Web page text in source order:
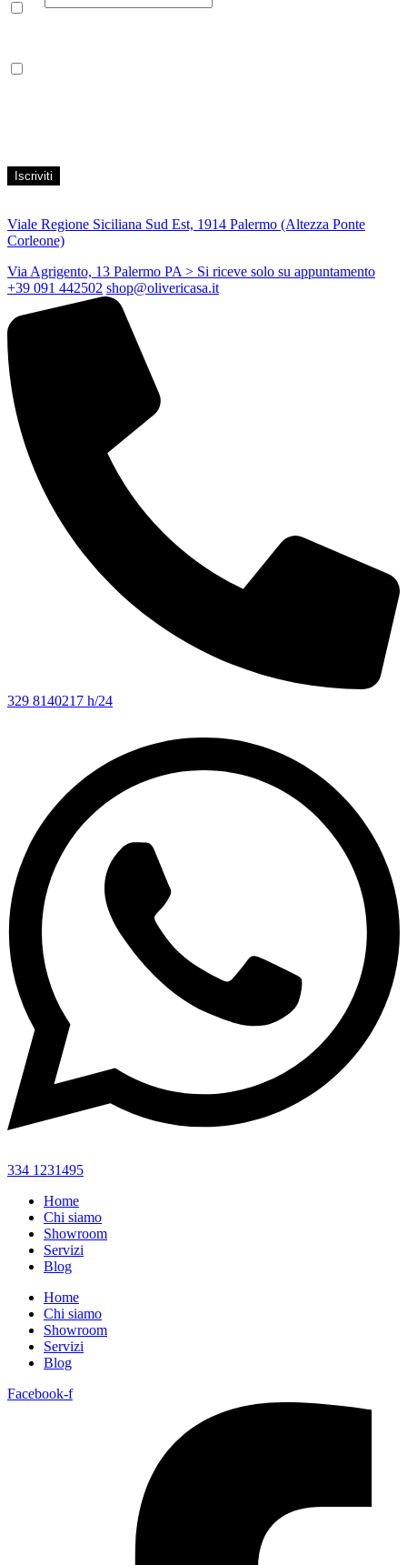
Viale Regione Siciliana Sud Est, 1914 Palermo (Altezza Ponte
Corleone)
Via Agrigento, 13 Palermo PA > Si riceve solo su appuntamento
+39 091 442502 shop@olivericasa.it
329 8140217 h/24
334 1231495
Home
Chi siamo
Showroom
Servizi
Blog
Home
Chi siamo
Showroom
Servizi
Blog
Facebook-f